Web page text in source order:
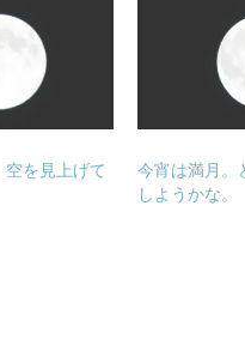
を見上げて
今宵は満月。
しようかな。